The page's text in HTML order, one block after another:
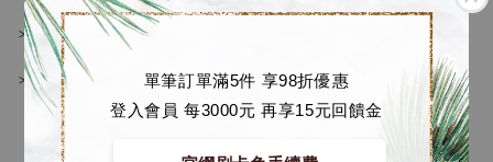
單筆訂單滿5件 享98折優惠
登入會員 每3000元 再享15元回饋金
＊表面配有防塵透明有機玻璃
＊背面爲黑色防潮背板